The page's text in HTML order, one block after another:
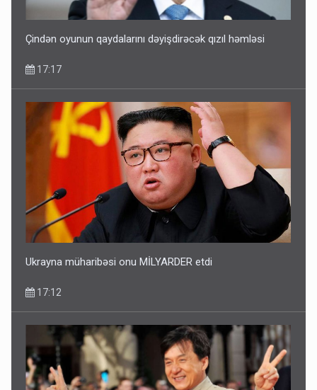
Çindən oyunun qaydalarını dəyişdirəcək qızıl həmləsi
17:17
Ukrayna müharibəsi onu MİLYARDER etdi
17:12